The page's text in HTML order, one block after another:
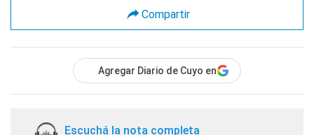
Compartir
Agregar Diario de Cuyo en
Escuchá la nota completa